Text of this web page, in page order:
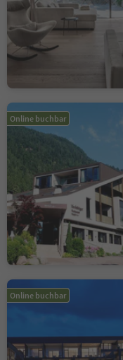
Online buchbar
Online buchbar